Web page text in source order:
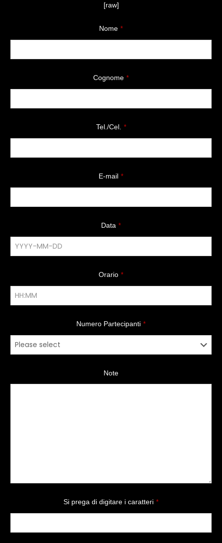
[raw]
Nome *
Cognome *
Tel./Cel. *
E-mail *
Data *
Orario *
Numero Partecipanti *
Note
Si prega di digitare i caratteri *